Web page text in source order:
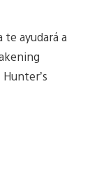
te ayudará a